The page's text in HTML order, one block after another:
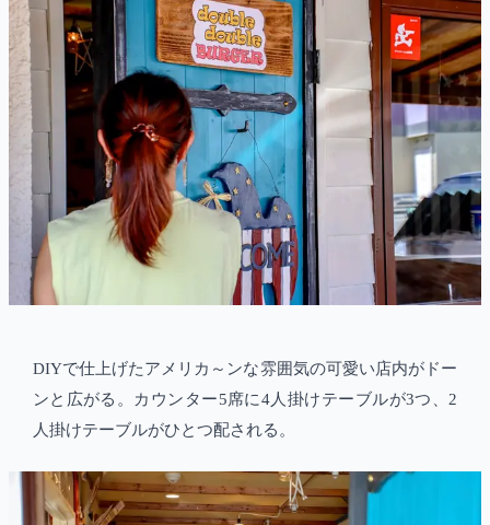
DIYで仕上げたアメリカ～ンな雰囲気の可愛い店内がドー
ンと広がる。カウンター5席に4人掛けテーブルが3つ、2
人掛けテーブルがひとつ配される。